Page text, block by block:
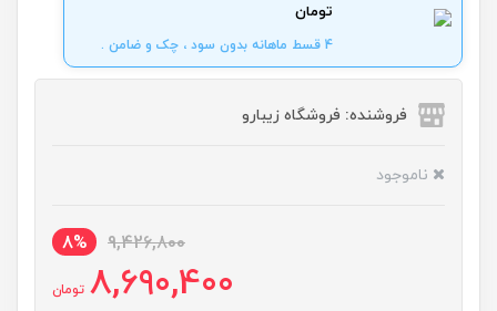
تومان
4 قسط ماهانه بدون سود ، چک و ضامن .
فروشنده: فروشگاه زیبارو
ناموجود
9,426,800
8%
8,690,400 تومان